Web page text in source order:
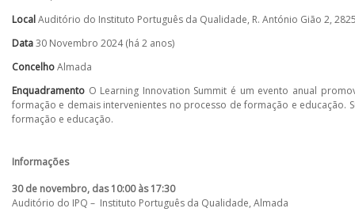
LocalAuditório do Instituto Português da Qualidade, R. António Gião 2,
Data30 Novembro 2024 (há 2 anos)
ConcelhoAlmada
Enquadramento O Learning Innovation Summit é um evento anual
formação e demais intervenientes no processo de formação e educação.
formação e educação.
Informações
30 de novembro, das 10:00 às 17:30
Auditório do IPQ – Instituto Português da Qualidade, Almada